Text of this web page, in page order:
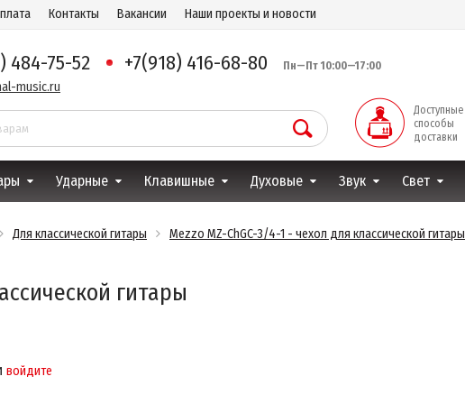
Контакты Вакансии Наши проекты и новости
484-75-52 +7(918) 416-68-80 Пн—Пт 10:00—17:00
music.ru
Доступные
способы
доставки
Ударные Клавишные Духовые Звук Свет
Для классической гитары
Mezzo MZ-ChGC-3/4-1 - чехол для классической гитары
гитары
войдите